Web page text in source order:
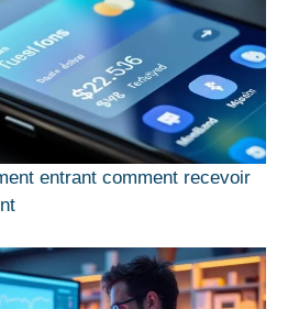
entrant comment recevoir